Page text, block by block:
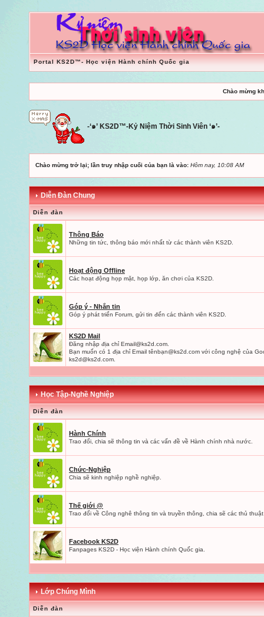
Portal KS2D™- Học viện Hành chính Quốc gia
Chào mừng
-‘๑’ KS2D™-Kỷ Niệm Thời Sinh Viên ‘๑’-
Chào mừng trở lại; lần truy nhập cuối của bạn là vào: Hôm nay, 10:08 AM
Diễn Đàn Chung
Diễn đàn
Thông Báo
Những tin tức, thông báo mới nhất từ các thành viên KS2D.
Hoạt động Offline
Các hoạt động họp mặt, họp lớp, ăn chơi của KS2D.
Góp ý - Nhắn tin
Góp ý phát triển Forum, gửi tin đến các thành viên KS2D.
KS2D Mail
Đăng nhập địa chỉ Email@ks2d.com
Bạn muốn có 1 địa chỉ Email tênbạn@ks2d.com với công nghệ của
ks2d@ks2d.com
Học Tập-Nghề Nghiệp
Diễn đàn
Hành Chính
Trao đổi, chia sẽ thông tin và các vấn đề về Hành chính nhà nước.
Chức-Nghiệp
Chia sẽ kinh nghiệp nghề nghiệp.
Thế giới @
Trao đổi về Công nghê thông tin và truyền thông, chia sẽ các thủ
Facebook KS2D
Fanpages KS2D - Học viện Hành chính Quốc gia.
Lớp Chúng Mình
Diễn đàn